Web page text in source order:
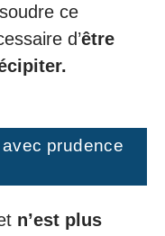
ce
d’être
prudence
n’est plus